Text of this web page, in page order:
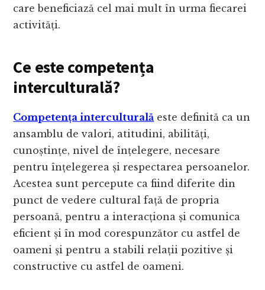
care beneficiază cel mai mult în urma fiecarei
activități.
Ce este competența
interculturală?
Competența interculturală este definită ca un
ansamblu de valori, atitudini, abilități,
cunoștințe, nivel de înțelegere, necesare
pentru înțelegerea și respectarea persoanelor.
Acestea sunt percepute ca fiind diferite din
punct de vedere cultural față de propria
persoană, pentru a interacționa și comunica
eficient și în mod corespunzător cu astfel de
oameni și pentru a stabili relații pozitive și
constructive cu astfel de oameni.